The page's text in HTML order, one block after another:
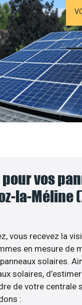
vos
la-Méline
vous recevez la
en mesure de
solaires.
solaires,
de votre centrale
: